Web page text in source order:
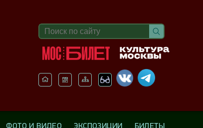
ФОТО И ВИДЕО ЭКСПОЗИЦИИ БИЛЕТЫ